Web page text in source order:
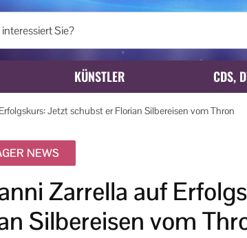
KÜNSTLER CDS,
Jetzt schubst er Florian Silbereisen vom Thron
NEWS
Zarrella auf
Silbereisen vom